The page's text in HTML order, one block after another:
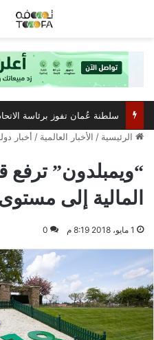
الرئيسية / الأخبار العالمية / أخبار
“ويمبلدون” ترفع
المالية إلى
1 مايو، 2018 8:19 م 0